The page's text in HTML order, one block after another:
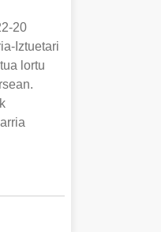
20
Iztuetari
lortu